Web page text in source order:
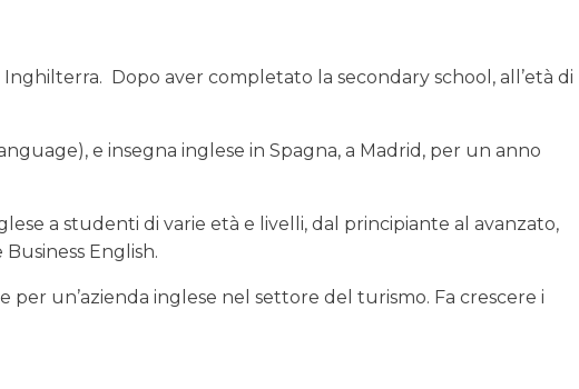
Dopo aver completato la secondary school, all’età di
e insegna inglese in Spagna, a Madrid, per un anno
a studenti di varie età e livelli, dal principiante al avanzato,
English.
per un’azienda inglese nel settore del turismo. Fa crescere i